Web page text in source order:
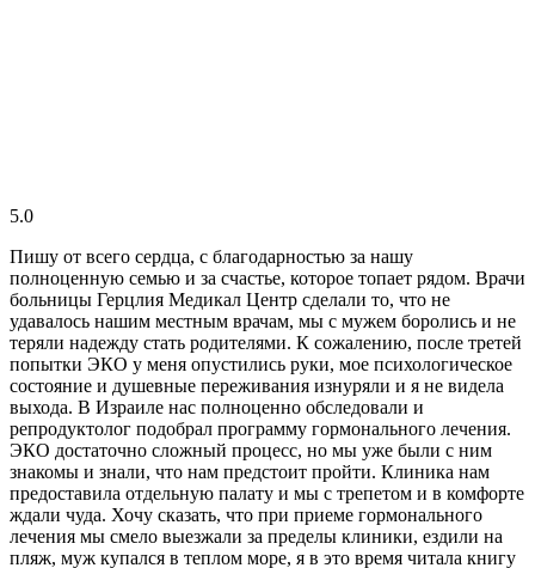
5.0
Пишу от всего сердца, с благодарностью за нашу
полноценную семью и за счастье, которое топает рядом. Врачи
больницы Герцлия Медикал Центр сделали то, что не
удавалось нашим местным врачам, мы с мужем боролись и не
теряли надежду стать родителями. К сожалению, после третей
попытки ЭКО у меня опустились руки, мое психологическое
состояние и душевные переживания изнуряли и я не видела
выхода. В Израиле нас полноценно обследовали и
репродуктолог подобрал программу гормонального лечения.
ЭКО достаточно сложный процесс, но мы уже были с ним
знакомы и знали, что нам предстоит пройти. Клиника нам
предоставила отдельную палату и мы с трепетом и в комфорте
ждали чуда. Хочу сказать, что при приеме гормонального
лечения мы смело выезжали за пределы клиники, ездили на
пляж, муж купался в теплом море, я в это время читала книгу